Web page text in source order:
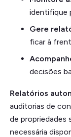
identifique
Gere
ficar à
decisões
Relatórios
auditorias de
de propriedades
necessária